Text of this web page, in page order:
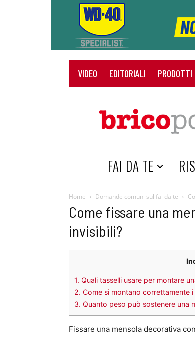
VIDEO EDITORIALI PRODOTTI
HOME
FAI DA TE
Home Domande comuni sul fai da te
Come fissare una
invisibili?
1. Quali tasselli usare per montare
2. Come si montano correttamente
3. Quanto peso può sostenere una
Fissare una mensola decorativa